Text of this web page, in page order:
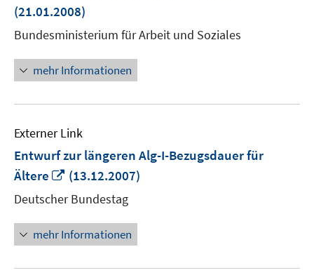
(21.01.2008)
Bundesministerium für Arbeit und Soziales
mehr Informationen
Externer Link
Entwurf zur längeren Alg-I-Bezugsdauer für
Ältere
In
neuem
Fenster
öffnen
(13.12.2007)
Deutscher Bundestag
mehr Informationen